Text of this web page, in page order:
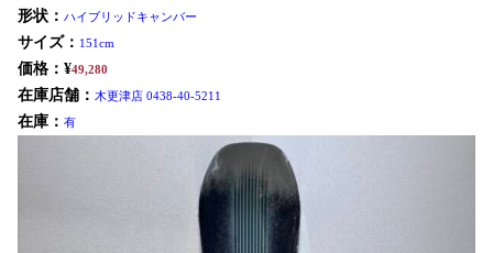
形状： ハイブリッドキャンバー
サイズ： 151cm
価格：¥49,280
在庫店舗： 木更津店 0438-40-5211
在庫： 有